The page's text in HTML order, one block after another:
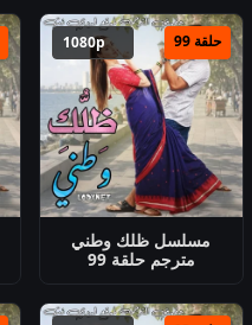
حلقة 99 1080p
مسلسل ظلك وطني
مترجم حلقة 99